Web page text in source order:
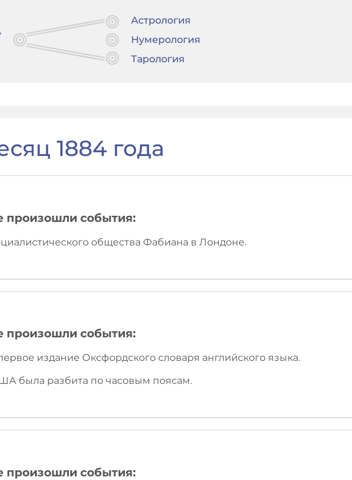
Астрология
Нумерология
Тарология
1884 года
произошли события:
общества Фабиана в Лондоне.
произошли события:
издание Оксфордского словаря английского языка.
была разбита по часовым поясам.
произошли события: